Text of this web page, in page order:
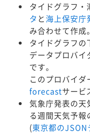
タイドグラフ・
タ と 海上保安庁
み合わせて作成。
タイドグラフの
データプロバイ
です。
このプロバイダ
forecastサービ
気象庁発表の天
る週間天気予報
(東京都のJSON